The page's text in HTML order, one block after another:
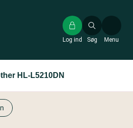
Søg
Log ind Menu
HL-L5210DN